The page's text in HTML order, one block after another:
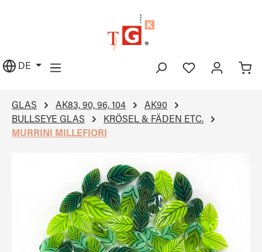
DE
GLAS AK83, 90, 96, 104
AK90
BULLSEYE GLAS
KRÖSEL & FÄDEN ETC.
MURRINI MILLEFIORI